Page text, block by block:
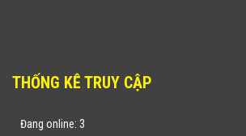
THỐNG KÊ TRUY CẬP
Đang online: 3